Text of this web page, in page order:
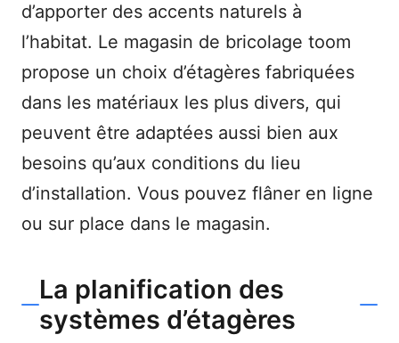
d’apporter des accents naturels à
l’habitat. Le magasin de bricolage toom
propose un choix d’étagères fabriquées
dans les matériaux les plus divers, qui
peuvent être adaptées aussi bien aux
besoins qu’aux conditions du lieu
d’installation. Vous pouvez flâner en ligne
ou sur place dans le magasin.
La planification des
systèmes d’étagères